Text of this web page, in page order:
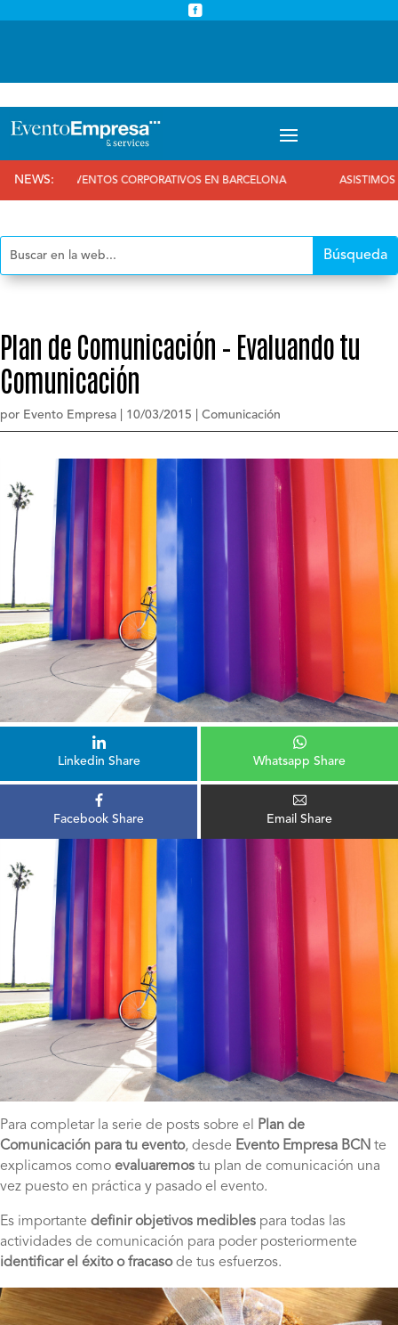

NEWS:
EVENTOS CORPORATIVOS EN BARCELONA ASISTIMOS AL 25
Plan de Comunicación – Evaluando tu
Comunicación
por Evento Empresa 10/03/2015 Comunicación
Linkedin Share Whatsapp Share
Facebook Share Email Share
Para completar la serie de posts sobre el Plan de
Comunicación para tu evento, desde Evento Empresa BCN te
explicamos como evaluaremos tu plan de comunicación una
vez puesto en práctica y pasado el evento.
Es importante definir objetivos medibles para todas las
actividades de comunicación para poder posteriormente
identificar el éxito o fracasode tus esfuerzos.